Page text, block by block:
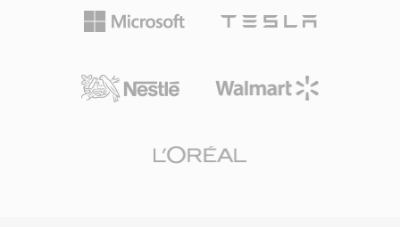
assinada, o CVU alcança eficiência extrema de
de bits compactos para enlaces restritos. O
SoX suporta CVU, fornecendo um caminho
telefônicas de nicho em formatos modernos
de facto para áudio sem compressão no
Windows é um formato de intercâmbio
os sistemas operacionais, editores de áudio é
16 bits a 44,1 kHz estéreo, enquanto fluxos de